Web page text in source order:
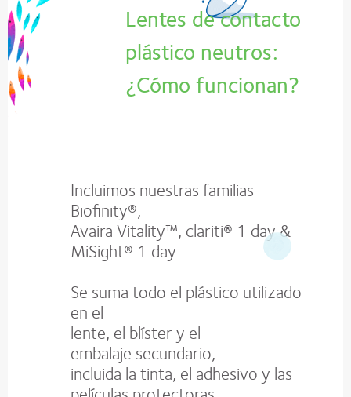
Lentes de contacto
plástico neutros:
¿Cómo funcionan?
Incluimos nuestras familias
Biofinity®,
Avaira Vitality™, clariti® 1 day &
MiSight® 1 day.
Se suma todo el plástico utilizado
en el
lente, el blíster y el
embalaje secundario,
incluida la tinta, el adhesivo y las